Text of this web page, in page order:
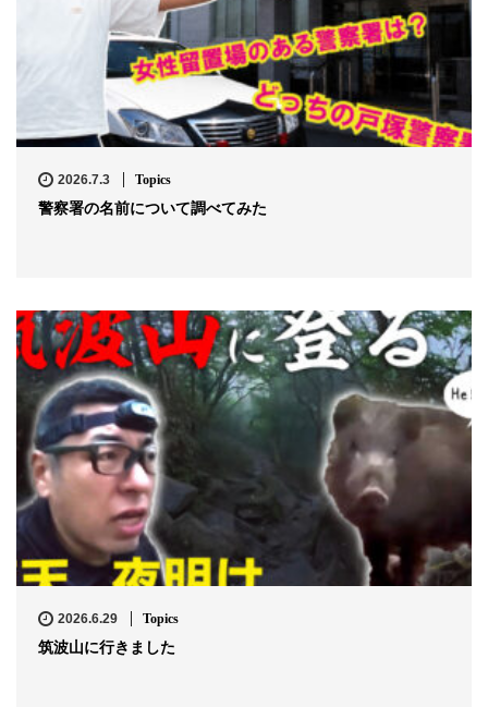
2026.7.3 Topics
警察署の名前について調べてみた
2026.6.29 Topics
筑波山に行きました